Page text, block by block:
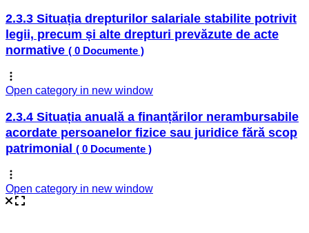
2.3.3 Situația drepturilor salariale stabilite potrivit
legii, precum și alte drepturi prevăzute de acte
normative ( 0 Documente )
Open category in new window
2.3.4 Situația anuală a finanțărilor nerambursabile
acordate persoanelor fizice sau juridice fără scop
patrimonial ( 0 Documente )
Open category in new window